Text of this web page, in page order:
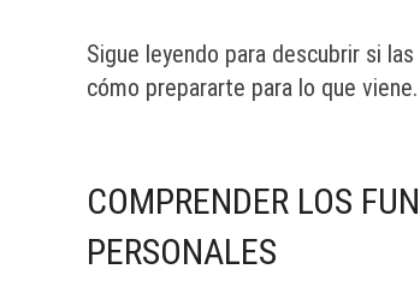
Sigue leyendo para descubrir si
cómo prepararte para lo que viene.
COMPRENDER LOS
PERSONALES